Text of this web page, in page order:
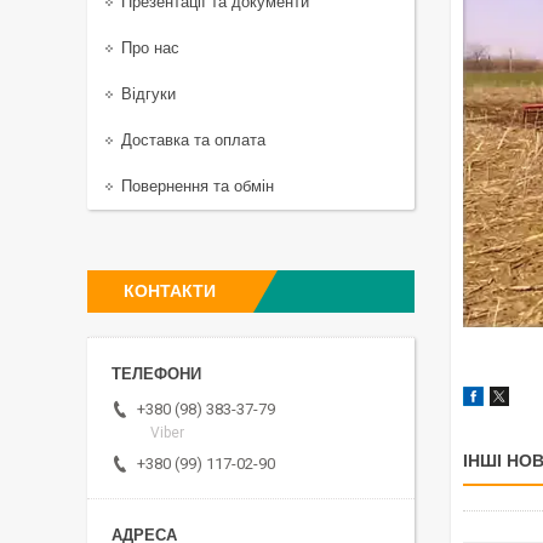
ІНШІ
Про нас
Відгуки
Доставка та оплата
Повернення та обмін
КОНТАКТИ
+380 (98) 383-37-79
Viber
+380 (99) 117-02-90